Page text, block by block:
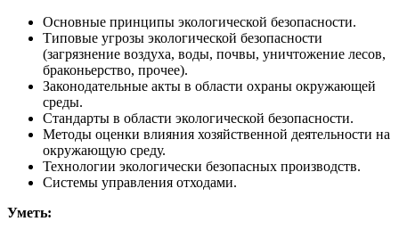
Основные принципы экологической безопасности.
Типовые угрозы экологической безопасности
(загрязнение воздуха, воды, почвы, уничтожение лесов,
браконьерство, прочее).
Законодательные акты в области охраны окружающей
среды.
Стандарты в области экологической безопасности.
Методы оценки влияния хозяйственной деятельности на
окружающую среду.
Технологии экологически безопасных производств.
Системы управления отходами.
Уметь: